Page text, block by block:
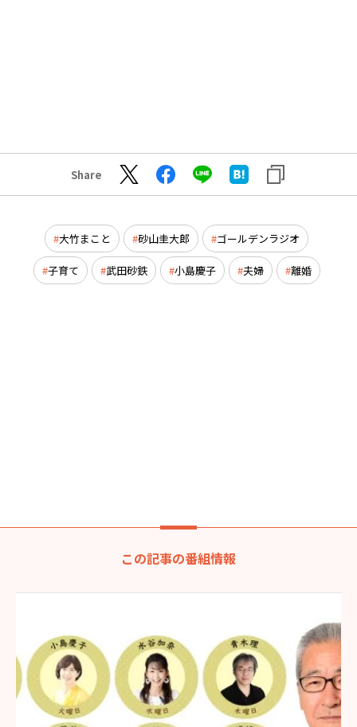
Share
大竹まこと 砂山圭大郎 ゴールデンラジオ
子育て 武田砂鉄 小島慶子 夫婦 離婚
この記事の番組情報